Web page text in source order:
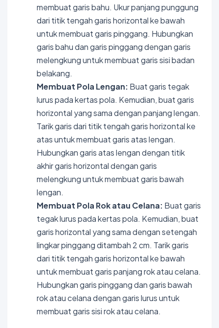
membuat garis bahu. Ukur panjang punggung
dari titik tengah garis horizontal ke bawah
untuk membuat garis pinggang. Hubungkan
garis bahu dan garis pinggang dengan garis
melengkung untuk membuat garis sisi badan
belakang.
Membuat Pola Lengan: Buat garis tegak
lurus pada kertas pola. Kemudian, buat garis
horizontal yang sama dengan panjang lengan.
Tarik garis dari titik tengah garis horizontal ke
atas untuk membuat garis atas lengan.
Hubungkan garis atas lengan dengan titik
akhir garis horizontal dengan garis
melengkung untuk membuat garis bawah
lengan.
Membuat Pola Rok atau Celana: Buat garis
tegak lurus pada kertas pola. Kemudian, buat
garis horizontal yang sama dengan setengah
lingkar pinggang ditambah 2 cm. Tarik garis
dari titik tengah garis horizontal ke bawah
untuk membuat garis panjang rok atau celana.
Hubungkan garis pinggang dan garis bawah
rok atau celana dengan garis lurus untuk
membuat garis sisi rok atau celana.